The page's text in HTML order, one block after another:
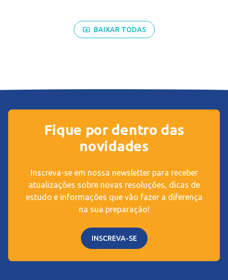
BAIXAR TODAS
Fique por dentro das
novidades
Inscreva-se em nossa newsletter para receber
atualizações sobre novas resoluções, dicas de
estudo e informações que vão fazer a diferença
na sua preparação!
INSCREVA-SE